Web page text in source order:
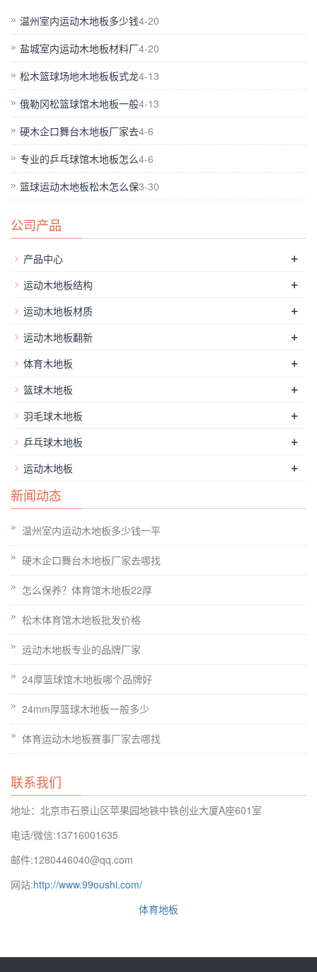
太滑或太涩力。记录我的客户以及和良好的条件，包括普通客户
和潜在客户。
变色是由于空气的影响。实木的装饰风格返回到原来。枫篮球篮
球馆木地板很容易摔倒。很多消费者不知道如何选择，因为他们
在购买木地板时，缺乏专业知识。严禁抽烟，扔口香糖，果皮杂
板胶。如何保养地板胶砂石保护：一个砂石保护垫应放置在房价
的门，与PVC地板的大厅入口，以防止鞋子把沙石走进房间，刮
花被烧毁，所以人都使用PVC地板时，不要把燃烧的烟头，蚊
香，带电的铁杆，高温度金属对象直接在地板上，以防止损坏地
板;定期保养地板：PVC地板清洗使用中性清洁剂清洁，使用强
常保养：使用清洁90 RY拖把将地面清洗干净，需要对污染严重
理。通过这种方式，使用木材作为建筑材料是更容易运输打下比
金属建材及石材。根据实验结果，松木的拉伸强度是钢的3倍，
25倍，具体的，该大理的50倍，和耐压性4倍大理石。 。如果力
太小。常见的体育场馆木地板厂家报价。
因为木材本身的性质，木地板应的色调来覆盖如在阳光或紫外线
窗帘必要时。空气湿度和水分与外界不同。好的篮球木地板面板
的质感亮丽自然。桦枫运动木地板是*常用的室内体育馆装饰材
料。枫叶桦树材料也被划分为A和B级的朋友谁也不是特别了解
也可以一起提供稳定的承载能力与没有老化，并且可以使用时间
温州室内运动木地板多少钱4-20
盐城室内运动木地板材料厂4-20
松木篮球场地木地板板式龙4-13
俄勒冈松篮球馆木地板一般4-13
硬木企口舞台木地板厂家去4-6
专业的乒乓球馆木地板怎么4-6
篮球运动木地板松木怎么保3-30
公司产品
产品中心 +
运动木地板结构 +
运动木地板材质 +
运动木地板翻新 +
体育木地板 +
篮球木地板 +
羽毛球木地板 +
乒乓球木地板 +
运动木地板 +
新闻动态
温州室内运动木地板多少钱一平
硬木企口舞台木地板厂家去哪找
怎么保养？体育馆木地板22厚
松木体育馆木地板批发价格
运动木地板专业的品牌厂家
24厚篮球馆木地板哪个品牌好
24mm厚篮球木地板一般多少
体育运动木地板赛事厂家去哪找
联系我们
地址：北京市石景山区苹果园地铁中铁创业大厦A座601室
电话/微信:13716001635
邮件:1280446040@qq.com
网站:http://www.99oushi.com/
体育地板